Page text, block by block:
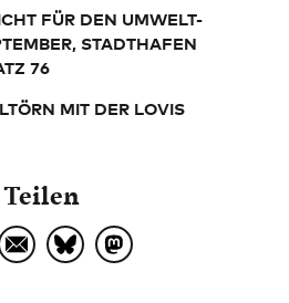
FÜR DEN UMWELT-
STADTHAFEN
76
MIT DER LOVIS
Teilen